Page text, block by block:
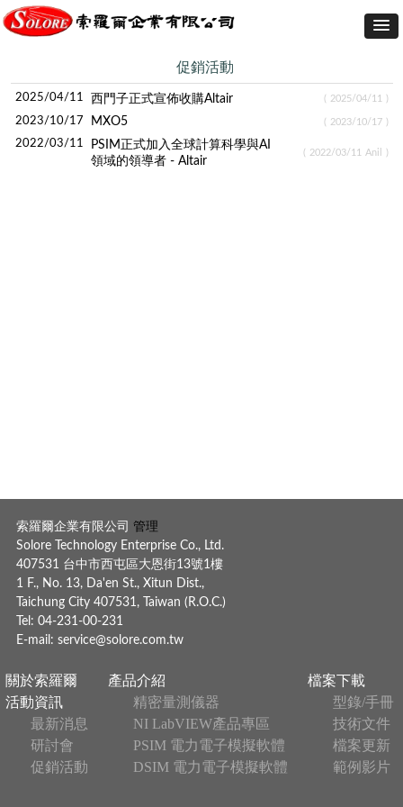
促銷活動
2025/04/11 西門子正式宣佈收購Altair ( 2025/04/11
2023/10/17 MXO5 ( 2023/10/17
2022/03/11
PSIM正式加入全球計算科學與AI
領域的領導者 - Altair
( 2022/03/11 Anil
索羅爾企業有限公司
管理
Solore Technology Enterprise Co., Ltd.
407531 台中市西屯區大恩街13號1樓
1 F., No. 13, Da'en St., Xitun Dist.,
Taichung City 407531, Taiwan (R.O.C.)
Tel: 04-231-00-231
E-mail: service@solore.com.tw
關於索羅爾
活動資訊
最新消息
研討會
促銷活動
產品介紹
精密量測儀器
NI LabVIEW產品專區
PSIM 電力電子模擬軟體
DSIM 電力電子模擬軟體
檔案下載
型錄/手冊
技術文件
檔案更新
範例影片